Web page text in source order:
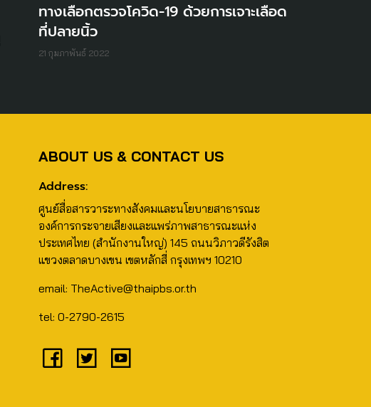
ทางเลือกตรวจโควิด-19 ด้วยการเจาะเลือด
ที่ปลายนิ้ว
21 กุมภาพันธ์ 2022
ABOUT US & CONTACT US
Address:
ศูนย์สื่อสารวาระทางสังคมและนโยบายสาธารณะ
องค์การกระจายเสียงและแพร่ภาพสาธารณะแห่ง
ประเทศไทย (สำนักงานใหญ่) 145 ถนนวิภาวดีรังสิต
แขวงตลาดบางเขน เขตหลักสี่ กรุงเทพฯ 10210
email: TheActive@thaipbs.or.th
tel: 0-2790-2615